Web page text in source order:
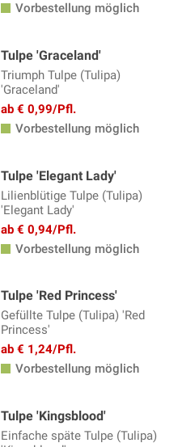
Vorbestellung möglich
Tulpe 'Graceland'
Triumph Tulpe (Tulipa)
'Graceland'
ab € 0,99/Pfl.
Vorbestellung möglich
Tulpe 'Elegant Lady'
Lilienblütige Tulpe (Tulipa)
'Elegant Lady'
ab € 0,94/Pfl.
Vorbestellung möglich
Tulpe 'Red Princess'
Gefüllte Tulpe (Tulipa) 'Red
Princess'
ab € 1,24/Pfl.
Vorbestellung möglich
Tulpe 'Kingsblood'
Einfache späte Tulpe (Tulipa)